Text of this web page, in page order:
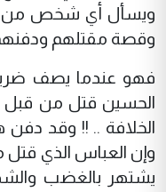
ويسأل أي شخص من
وقصة مقتلهم
فهو عندما يصف
الحسين قتل من قبل
الخلافة .. !! وقد دفن
وإن العباس الذي
يشتهر بالغضب